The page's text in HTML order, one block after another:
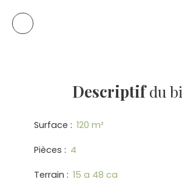
Descriptifdu
Surface : 120 m²
Pièces : 4
Terrain : 15 a 48 ca